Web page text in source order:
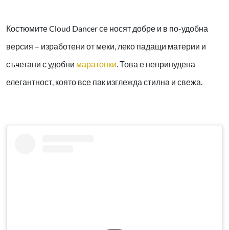
Костюмите Cloud Dancer се носят добре и в по-удобна
версия – изработени от меки, леко падащи материи и
съчетани с удобни маратонки . Това е непринудена
елегантност, която все пак изглежда стилна и свежа.